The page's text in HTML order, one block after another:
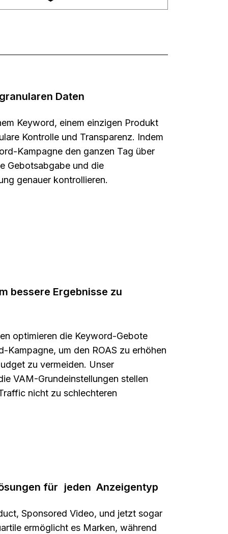
Daten
Keyword, einem einzigen Produkt
Kontrolle und Transparenz. Indem
Kampagne den ganzen Tag über
Gebotsabgabe und die
genauer kontrollieren.
bessere Ergebnisse zu
optimieren die Keyword-Gebote
um den ROAS zu erhöhen
zu vermeiden. Unser
VAM-Grundeinstellungen stellen
nicht zu schlechteren
für jeden Anzeigentyp
Sponsored Video, und jetzt sogar
ermöglicht es Marken, während